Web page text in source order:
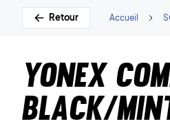
Retour Accueil
Yonex
Black/